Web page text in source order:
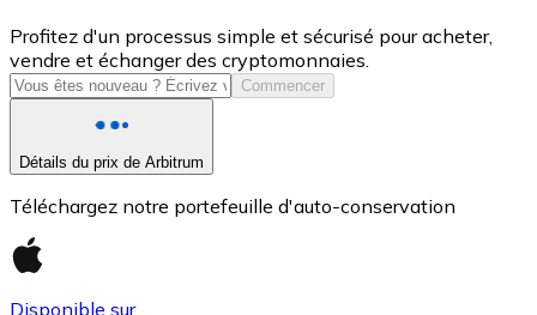
USD Coin
USDC
Profitez d'un processus simple et sécurisé pour acheter,
vendre et échanger des cryptomonnaies.
Commencer
Détails du prix de Arbitrum
Téléchargez notre portefeuille d'auto-conservation
Disponible sur